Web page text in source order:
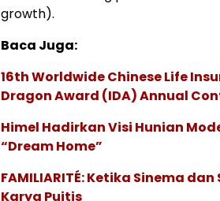
growth).
Baca Juga:
16th Worldwide Chinese Life
Dragon Award (IDA) Annual
Himel Hadirkan Visi Hunian
“Dream Home”
FAMILIARITÉ: Ketika Sinema
Karya Puitis